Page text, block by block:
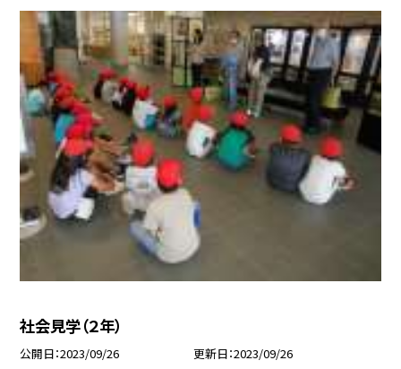
社会見学（２年）
公開日 2023/09/26 更新日 2023/09/26